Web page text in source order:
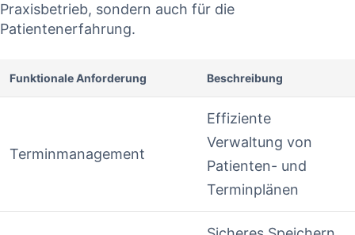
Praxisbetrieb, ⁢sondern auch für ⁣die
Patientenerfahrung.
Funktionale Anforderung Beschreibung
Terminmanagement
Effiziente​
Verwaltung von
Patienten- und
Terminplänen